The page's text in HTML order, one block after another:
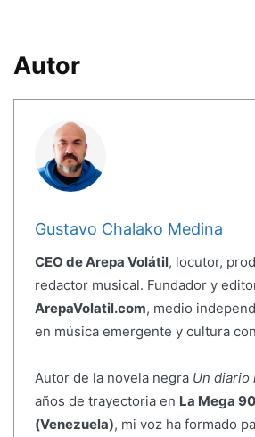
Autor
Gustavo Chalako Medina
CEO de Arepa Volátil, locutor,
redactor musical. Fundador y
ArepaVolatil.com, medio
en música emergente y cultura
Autor de la novela negra Un diario
años de trayectoria en La Mega
(Venezuela), mi voz ha formado